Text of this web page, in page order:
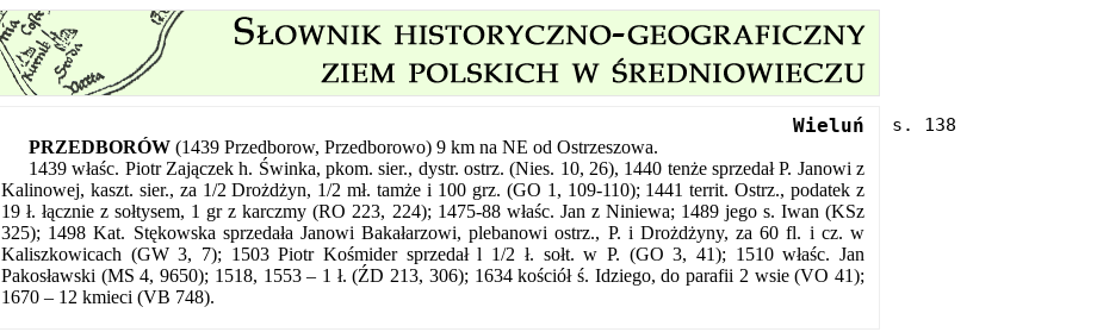
Wieluń
PRZEDBORÓW (1439 Przedborow, Przedborowo) 9 km na NE od Ostrzeszowa.
1439 właśc. Piotr Zajączek h. Świnka, pkom. sier., dystr. ostrz. (Nies. 10, 26), 1440 tenże sprzedał P. Janowi z
Kalinowej, kaszt. sier., za 1/2 Drożdżyn, 1/2 mł. tamże i 100 grz. (GO 1, 109-110); 1441 territ. Ostrz., podatek z
19 ł. łącznie z sołtysem, 1 gr z karczmy (RO 223, 224); 1475-88 właśc. Jan z Niniewa; 1489 jego s. Iwan (KSz
325); 1498 Kat. Stękowska sprzedała Janowi Bakałarzowi, plebanowi ostrz., P. i Drożdżyny, za 60 fl. i cz. w
Kaliszkowicach (GW 3, 7); 1503 Piotr Kośmider sprzedał l 1/2 ł. sołt. w P. (GO 3, 41); 1510 właśc. Jan
Pakosławski (MS 4, 9650); 1518, 1553 – 1 ł. (ŹD 213, 306); 1634 kościół ś. Idziego, do parafii 2 wsie (VO 41);
1670 – 12 kmieci (VB 748).